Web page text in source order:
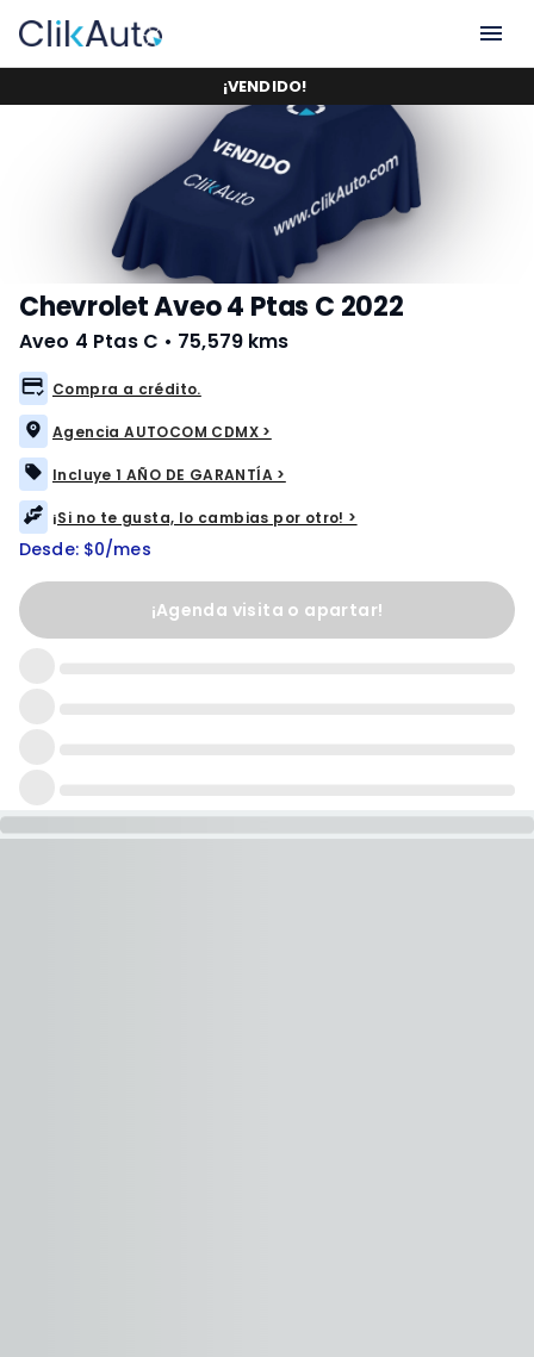
¡VENDIDO!
Chevrolet Aveo 4 Ptas C 2022
Aveo 4 Ptas C • 75,579 kms
Compra a crédito.
Agencia AUTOCOM CDMX >
Incluye 1 AÑO DE GARANTÍA >
¡Si no te gusta, lo cambias por otro! >
Desde: $0/mes
¡Agenda visita o apartar!